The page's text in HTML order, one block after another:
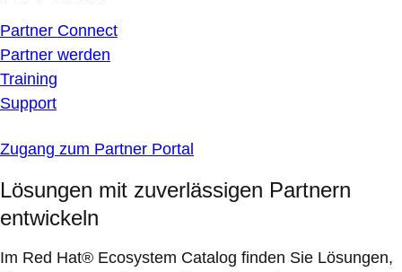
Partner Connect
Partner werden
Training
Support
Zugang zum Partner Portal
Lösungen mit zuverlässigen Partnern
entwickeln
Im Red Hat® Ecosystem Catalog finden Sie Lösungen,